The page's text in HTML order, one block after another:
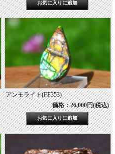
アンモライト(FF353)
価格：26,000円(税込)